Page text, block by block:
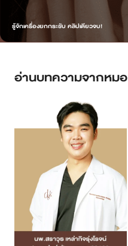
รู้จักเครื่องยกกระชับ คลิปเดียวจบ!
อ่านบทความจากหมอ